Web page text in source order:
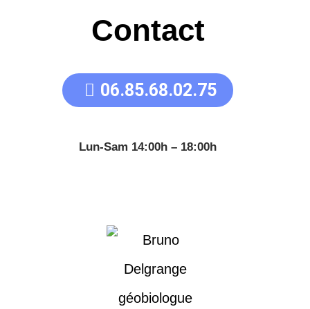
Contact
06.85.68.02.75
Lun-Sam 14:00h – 18:00h